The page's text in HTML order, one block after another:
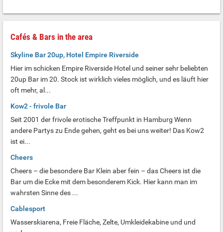
Cafés & Bars in the area
Skyline Bar 20up, Hotel Empire Riverside
Hier im schicken Empire Riverside Hotel und seiner sehr beliebten
20up Bar im 20. Stock ist wirklich vieles möglich, und es läuft hier
oft mehr, al...
Kow2 - frivole Bar
Seit 2001 der frivole erotische Treffpunkt in Hamburg Wenn
andere Partys zu Ende gehen, geht es bei uns weiter! Das Kow2
ist ei...
Cheers
Cheers – die besondere Bar Klein aber fein – das Cheers ist die
Bar um die Ecke mit dem besonderem Kick. Hier kann man im
wahrsten Sinne des ...
Cablesport
Wasserskiarena, Freie Fläche, Zelte, Umkleidekabine und und